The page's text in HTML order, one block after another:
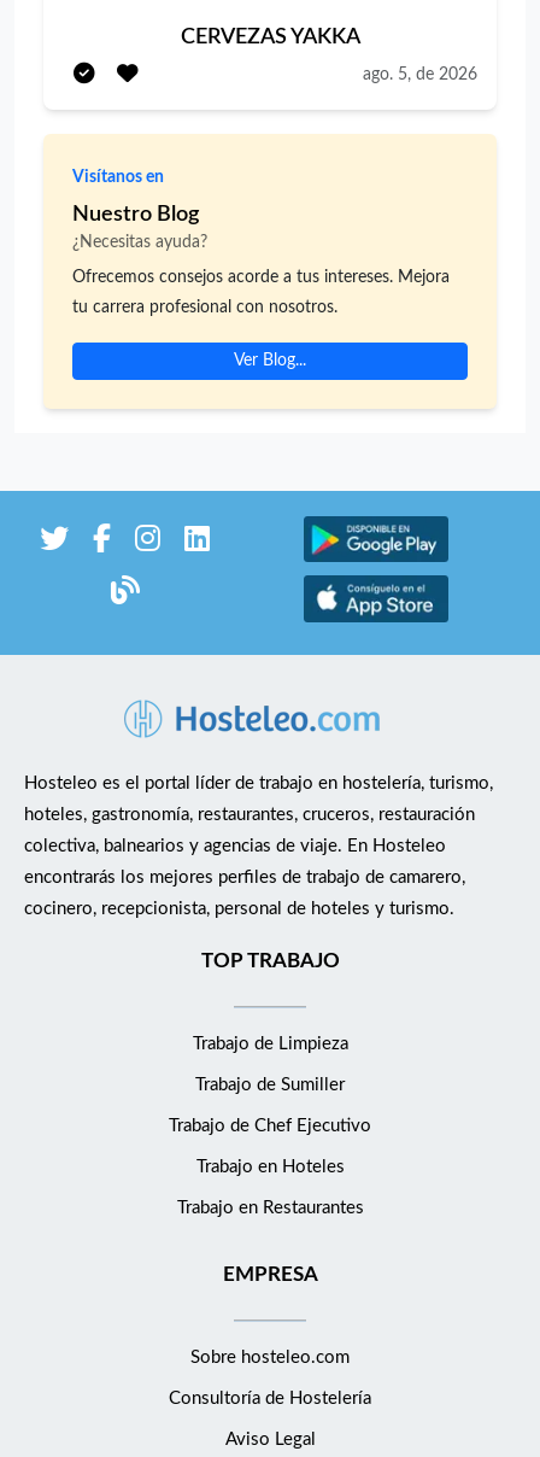
Buscamos personas con experiencia y también
personas que estén empezando, pero que tengan algo
muy claro: **quieren hacer de la cocina su profesión**.
Buscamos personas responsables, puntuales,
ordenadas y con ganas de aprender, mejorar y formar
parte de un equipo estable. **Valoramos
especialmente:** — Compromiso con el trabajo. —
Limpieza, orden y agilidad. — Capacidad para trabajar
Experiencia en cocina, parrilla o servicios con volumen.
futuros profesionales de cocina.**
CERVEZAS YAKKA
ago. 5, de 2026
Visítanos en
Nuestro Blog
¿Necesitas ayuda?
Ofrecemos consejos acorde a tus intereses. Mejora
tu carrera profesional con nosotros.
Ver Blog...
Hosteleo es el portal líder de trabajo en hostelería, turismo,
hoteles, gastronomía, restaurantes, cruceros, restauración
colectiva, balnearios y agencias de viaje. En Hosteleo
encontrarás los mejores perfiles de trabajo de camarero,
cocinero, recepcionista, personal de hoteles y turismo.
TOP TRABAJO
Trabajo de Limpieza
Trabajo de Sumiller
Trabajo de Chef Ejecutivo
Trabajo en Hoteles
Trabajo en Restaurantes
EMPRESA
Sobre hosteleo.com
Consultoría de Hostelería
Aviso Legal